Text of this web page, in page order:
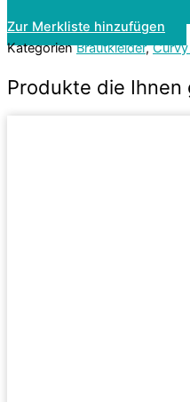
Zur Merkliste hinzufügen
Kategorien Brautkleider,
Produkte die